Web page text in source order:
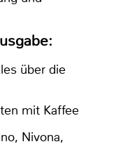
über die
mit Kaffee
Nivona,